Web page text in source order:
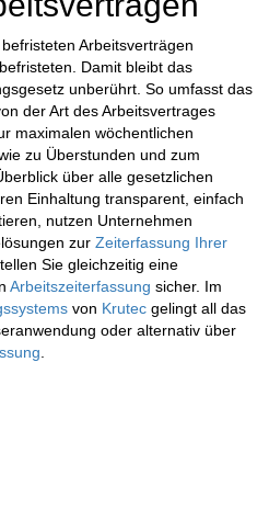
Arbeitsverträgen
Damit bleibt das
unberührt. So umfasst das
der Art des Arbeitsvertrages
maximalen wöchentlichen
zu Überstunden und zum
über alle gesetzlichen
Einhaltung transparent, einfach
nutzen Unternehmen
zur Zeiterfassung Ihrer
Sie gleichzeitig eine
Arbeitszeiterfassung sicher. Im
von Krutec gelingt all das
oder alternativ über
.